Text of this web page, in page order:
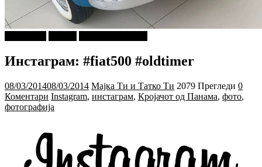
Инстаграм: #fiat500 #oldtimer
08/03/201408/03/2014 Мајка Ти и Татко Ти 2079 Прегледи 0
Коментари Instagram, инстаграм, Кројачот од Панама, фото,
фотографија